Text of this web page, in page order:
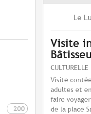
200
Le
Visite
CULTURELLE
Visite
adultes et
faire
de la place